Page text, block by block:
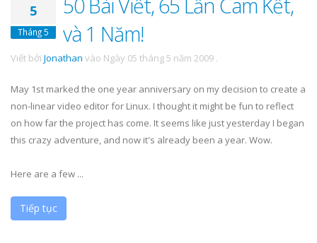
5
Tháng 5
và 1 Năm!
Viết bởi Jonathan vào Ngày 05 tháng 5 năm 2009 .
May 1st marked the one year anniversary on my decision to create a
non-linear video editor for Linux. I thought it might be fun to reflect
on how far the project has come. It seems like just yesterday I began
this crazy adventure, and now it's already been a year. Wow.
Here are a few ...
Tiếp tục